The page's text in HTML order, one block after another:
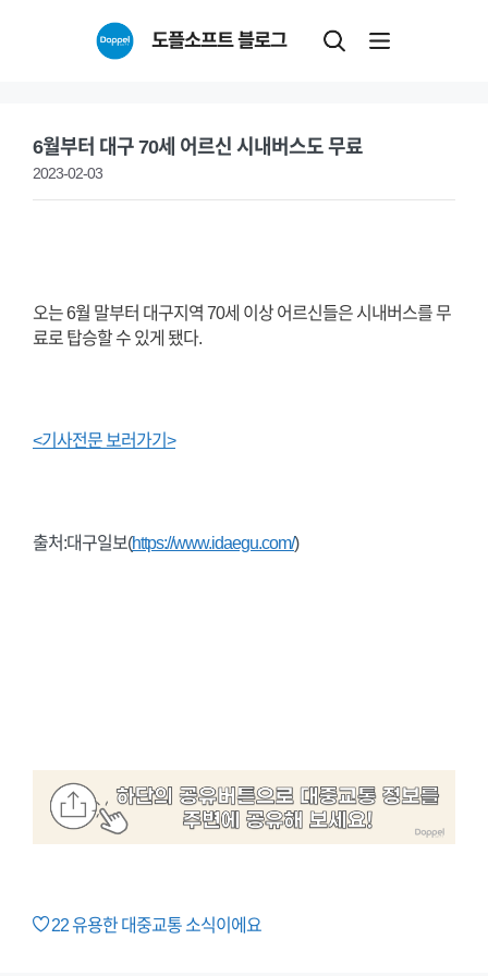
도플소프트 블로그
6월부터 대구 70세 어르신 시내버스도 무료
2023-02-03
오는 6월 말부터 대구지역 70세 이상 어르신들은 시내버스를 무
료로 탑승할 수 있게 됐다.
<기사전문 보러가기>
출처:대구일보(https://www.idaegu.com/)
22유용한 대중교통 소식이에요